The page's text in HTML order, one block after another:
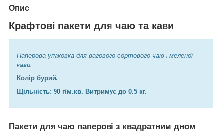
Опис
Крафтові пакети для чаю та кави
Паперова упаковка для вагового сортового чаю і меленої
кави.
Колір бурий.
Щільність: 90 г/м.кв. Витримує до 0.5 кг.
Пакети для чаю паперові з квадратним дном